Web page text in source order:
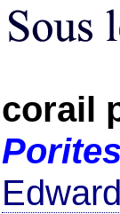
corail
Porites